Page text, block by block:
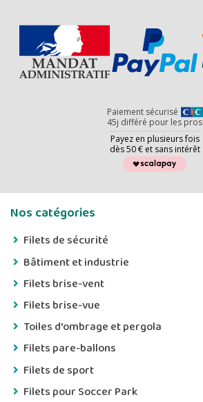
Paiement sécurisé
45j différé pour les pros
Payez en plusieurs fois
dès 50 € et sans intérêt
Nos catégories
Filets de sécurité
Bâtiment et industrie
Filets brise-vent
Filets brise-vue
Toiles d'ombrage et pergola
Filets pare-ballons
Filets de sport
Filets pour Soccer Park